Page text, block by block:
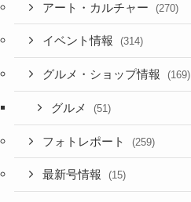
アート・カルチャー (270)
イベント情報 (314)
グルメ・ショップ情報 (169)
グルメ (51)
フォトレポート (259)
最新号情報 (15)